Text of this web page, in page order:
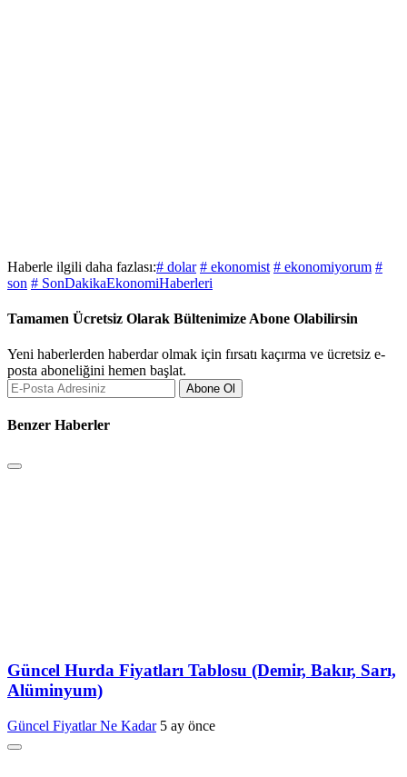
Haberle ilgili daha fazlası:# dolar # ekonomist # ekonomiyorum #
son # SonDakikaEkonomiHaberleri
Tamamen Ücretsiz Olarak Bültenimize Abone Olabilirsin
Yeni haberlerden haberdar olmak için fırsatı kaçırma ve ücretsiz e-
posta aboneliğini hemen başlat.
Abone Ol
Benzer Haberler
Güncel Hurda Fiyatları Tablosu (Demir, Bakır, Sarı,
Alüminyum)
Güncel Fiyatlar Ne Kadar 5 ay önce